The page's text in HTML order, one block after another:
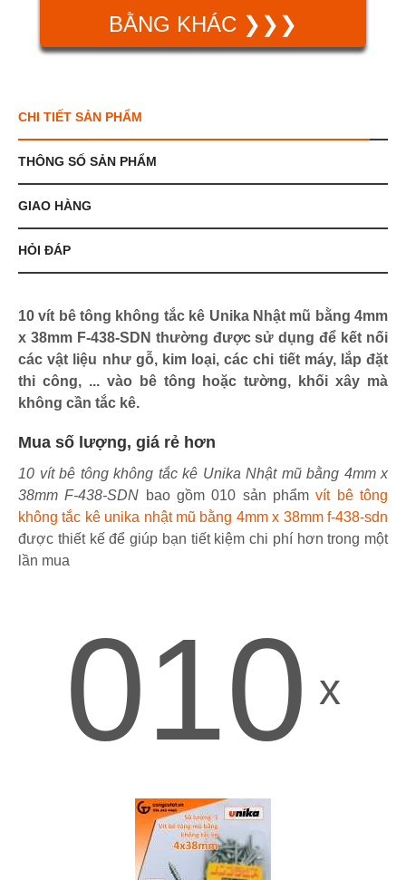
BẰNG KHÁC ❯❯❯
CHI TIẾT SẢN PHẨM
THÔNG SỐ SẢN PHẨM
GIAO HÀNG
HỎI ĐÁP
10 vít bê tông không tắc kê Unika Nhật mũ bằng 4mm
x 38mm F-438-SDN thường được sử dụng để kết nối
các vật liệu như gỗ, kim loại, các chi tiết máy, lắp đặt
thi công, ... vào bê tông hoặc tường, khối xây mà
không cần tắc kê.
Mua số lượng, giá rẻ hơn
10 vít bê tông không tắc kê Unika Nhật mũ bằng 4mm x
38mm F-438-SDN bao gồm 010 sản phẩmvít bê tông
không tắc kê unika nhật mũ bằng 4mm x 38mm f-438-sdn
được thiết kế để giúp bạn tiết kiệm chi phí hơn trong một
lần mua
010 x